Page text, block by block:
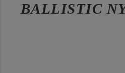
BALLISTIC